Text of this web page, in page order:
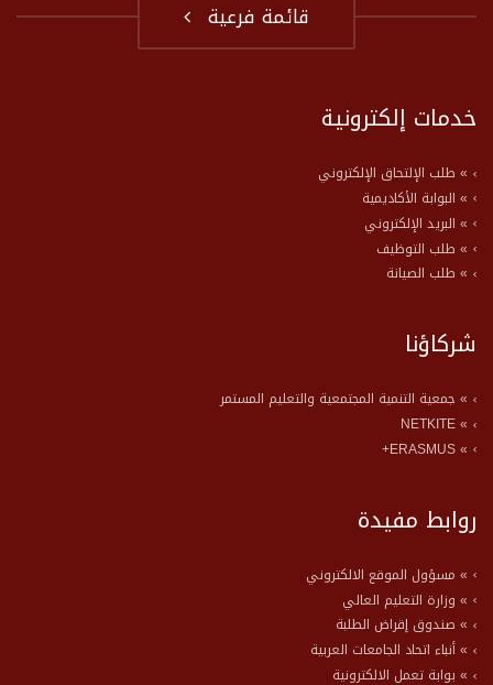
قائمة فرعية
خدمات إلكترونية
» طلب الإلتحاق الإلكتروني
» البوابة الأكاديمية
» البريد الإلكتروني
» طلب التوظيف
» طلب الصيانة
شركاؤنا
» جمعية التنمية المجتمعية والتعليم المستمر
» NETKITE
» ERASMUS+
روابط مفيدة
» مسؤول الموقع الالكتروني
» وزارة التعليم العالي
» صندوق إقراض الطلبة
» أنباء اتحاد الجامعات العربية
» بوابة تعمل الالكترونية